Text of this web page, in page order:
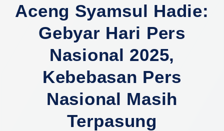
Aceng Syamsul Hadie:
Gebyar Hari Pers
Nasional 2025,
Kebebasan Pers
Nasional Masih
Terpasung